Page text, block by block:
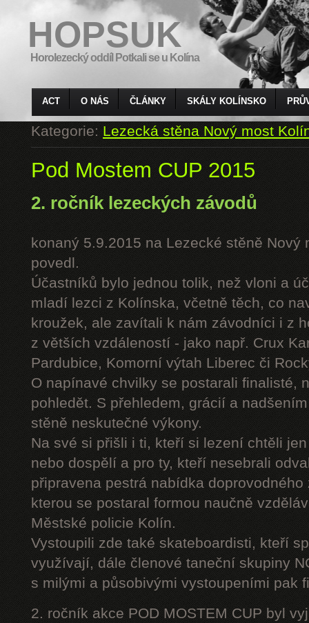
HOPSUK
Horolezecký oddíl Potkali se u Kolína
ACT O NÁS ČLÁNKY SKÁLY KOLÍNSKO
Kategorie:Lezecká stěna Nový most
Pod Mostem CUP 2015
2. ročník lezeckých závodů
konaný 5.9.2015 na Lezecké stěně Nový
povedl.
Účastníků bylo jednou tolik, než vloni a
mladí lezci z Kolínska, včetně těch, co
kroužek, ale zavítali k nám závodníci i z
z větších vzdáleností - jako např. Crux
Pardubice, Komorní výtah Liberec či
O napínavé chvilky se postarali finalisté,
pohledět. S přehledem, grácií a
stěně neskutečné výkony.
Na své si přišli i ti, kteří si lezení chtěli
nebo dospělí a pro ty, kteří nesebrali
připravena pestrá nabídka
kterou se postaral formou naučně
Městské policie Kolín.
Vystoupili zde také skateboardisti, kteří
využívají, dále členové taneční skupiny
s milými a působivými vystoupeními pak
2. ročník akce POD MOSTEM CUP byl